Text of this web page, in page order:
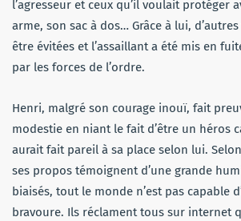
l’agresseur et ceux qu’il voulait protéger
arme, son sac à dos… Grâce à lui,
être évitées et l’assaillant a été mis en
par les forces de l’ordre.
Henri, malgré son courage inouï, fait
modestie en niant le fait d’être un héros
aurait fait pareil à sa place selon lui.
ses propos témoignent d’une grande
biaisés, tout le monde n’est pas capable
bravoure. Ils réclament tous sur internet